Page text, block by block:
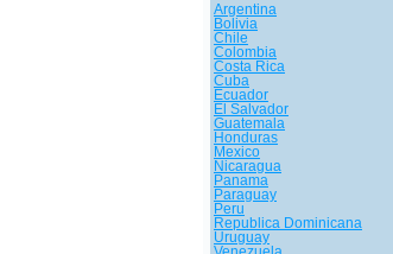
Argentina
Bolivia
Chile
Colombia
Costa Rica
Cuba
Ecuador
El Salvador
Guatemala
Honduras
Mexico
Nicaragua
Panama
Paraguay
Peru
Republica Dominicana
Uruguay